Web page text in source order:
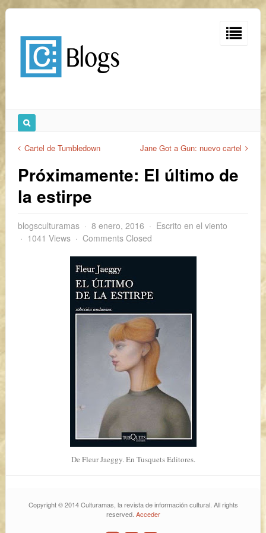
Cartel de Tumbledown Jane Got a Gun: nuevo cartel
Próximamente: El último de
la estirpe
blogsculturamas 8 enero, 2016
Escrito en el viento
1041 Views
Comments Closed
De Fleur Jaeggy. En Tusquets Editores.
Copyright © 2014 Culturamas, la revista de información cultural. All rights
reserved. Acceder